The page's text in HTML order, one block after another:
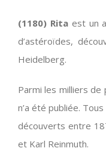
(1180) Rita est un
d’astéroïdes,
Heidelberg.
Parmi les milliers de
n’a été publiée.
découverts entre
et Karl Reinmuth.